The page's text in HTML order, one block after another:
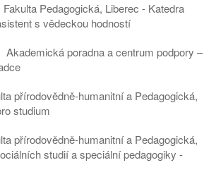
Pedagogická, Liberec - Katedra
s vědeckou hodností
poradna a centrum podpory –
přírodovědně-humanitní a Pedagogická,
studium
přírodovědně-humanitní a Pedagogická,
studií a speciální pedagogiky -